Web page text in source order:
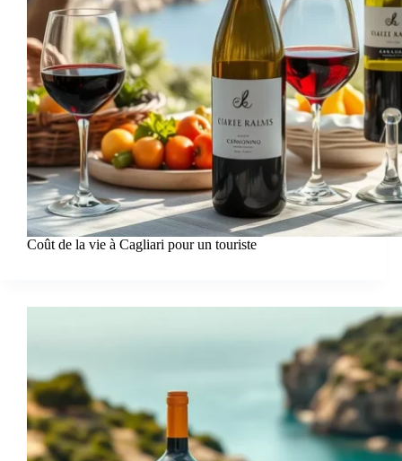
Coût de la vie à Cagliari pour un touriste